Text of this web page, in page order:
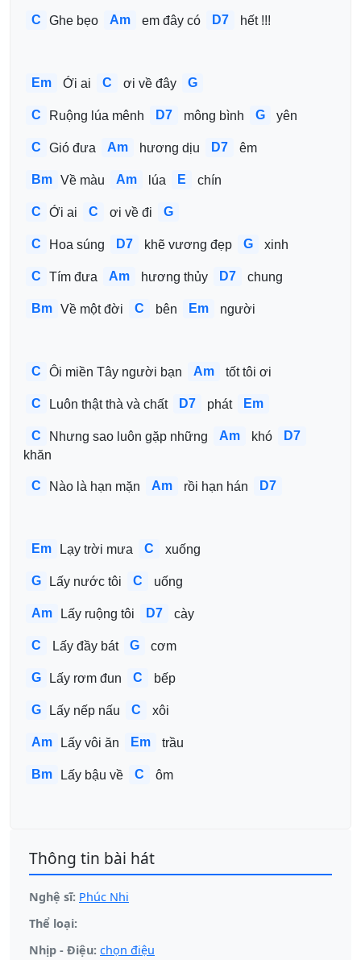
C Ghe bẹo Am em đây có D7 hết !!!
Em Ới ai C ơi về đây G
C Ruộng lúa mênh D7 mông bình G yên
C Gió đưa Am hương dịu D7 êm
Bm Về màu Am lúa E chín
C Ới ai C ơi về đi G
C Hoa súng D7 khẽ vương đẹp G xinh
C Tím đưa Am hương thủy D7 chung
Bm Về một đời C bên Em người
C Ôi miền Tây người bạn Am tốt tôi ơi
C Luôn thật thà và chất D7 phát Em
C Nhưng sao luôn gặp những Am khó
D7
khăn
C Nào là hạn mặn Am rồi hạn hán D7
Em Lạy trời mưa C xuống
G Lấy nước tôi C uống
Am Lấy ruộng tôi D7 cày
C Lấy đầy bát G cơm
G Lấy rơm đun C bếp
G Lấy nếp nấu C xôi
Am Lấy vôi ăn Em trầu
Bm Lấy bậu về C ôm
Thông tin bài hát
Nghệ sĩ: Phúc Nhi
Thể loại:
Nhịp - Điệu: chọn điệu